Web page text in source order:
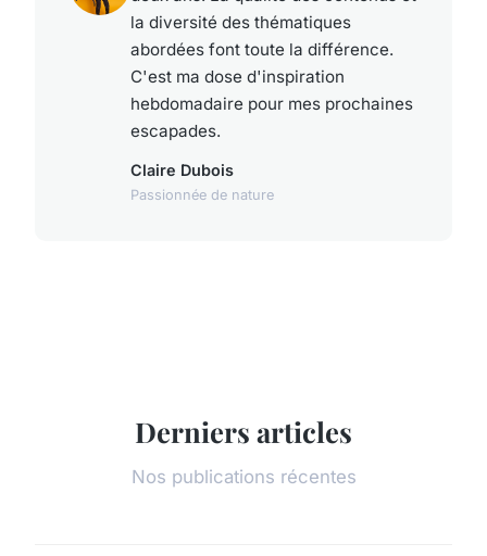
la diversité des thématiques
abordées font toute la différence.
C'est ma dose d'inspiration
hebdomadaire pour mes prochaines
escapades.
Claire Dubois
Passionnée de nature
Derniers articles
Nos publications récentes